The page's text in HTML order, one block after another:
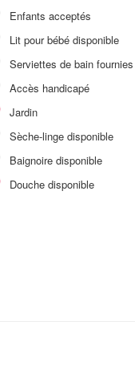
Enfants acceptés
Lit pour bébé disponible
Serviettes de bain fournies
Accès handicapé
Jardin
Sèche-linge disponible
Baignoire disponible
Douche disponible